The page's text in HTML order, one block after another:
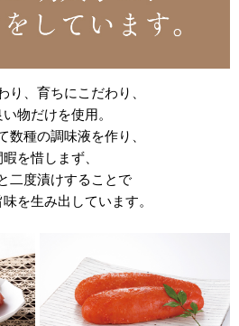
り、育ちにこだわり、
物だけを使用。
数種の調味液を作り、
を惜しまず、
二度漬けすることで
を生み出しています。